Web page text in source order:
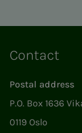
Contact
Postal address
P.O. Box 1636
0119 Oslo